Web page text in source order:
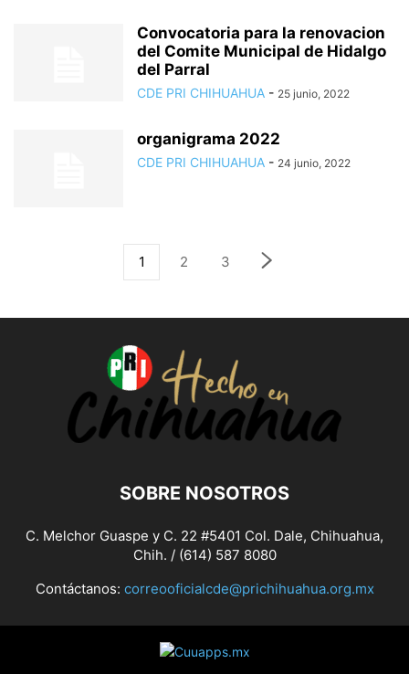
Convocatoria para la renovacion
del Comite Municipal de Hidalgo
del Parral
CDE PRI CHIHUAHUA - 25 junio, 2022
organigrama 2022
CDE PRI CHIHUAHUA - 24 junio, 2022
1 2 3
SOBRE NOSOTROS
C. Melchor Guaspe y C. 22 #5401 Col. Dale, Chihuahua,
Chih. / (614) 587 8080
Contáctanos: correooficialcde@prichihuahua.org.mx